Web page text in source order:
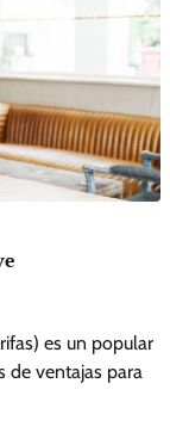
es un popular
de ventajas para